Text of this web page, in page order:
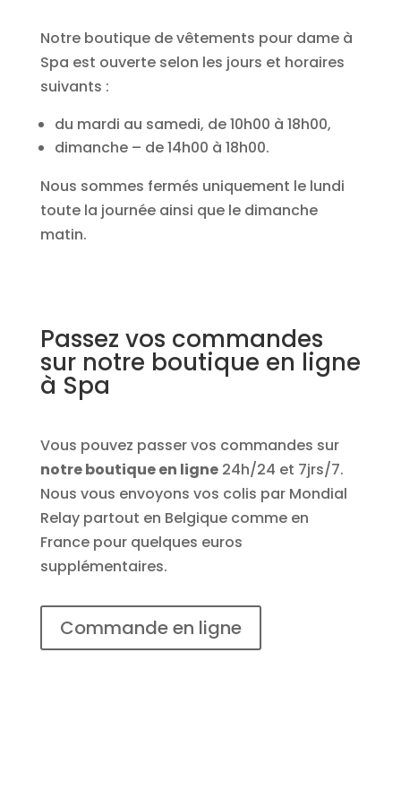
Notre boutique de vêtements pour dame à
Spa est ouverte selon les jours et horaires
suivants :
du mardi au samedi, de 10h00 à 18h00,
dimanche – de 14h00 à 18h00.
Nous sommes fermés uniquement le lundi
toute la journée ainsi que le dimanche
matin.
Passez vos commandes
sur notre boutique en ligne
à Spa
Vous pouvez passer vos commandes sur
notre boutique en ligne24h/24 et 7jrs/7.
Nous vous envoyons vos colis par Mondial
Relay partout en Belgique comme en
France pour quelques euros
supplémentaires.
Commande en ligne